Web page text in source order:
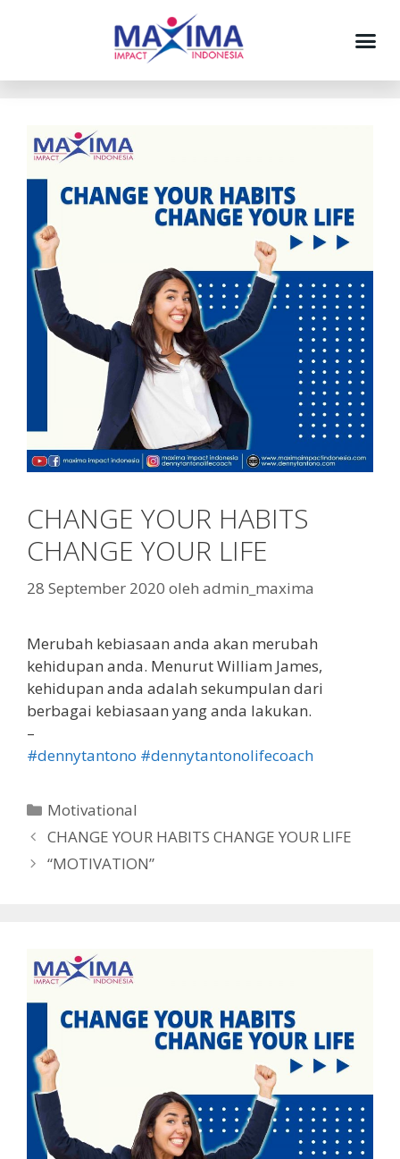
CHANGE YOUR HABITS
CHANGE YOUR LIFE
28 September 2020 oleh admin_maxima
Merubah kebiasaan anda akan merubah
kehidupan anda. Menurut William James,
kehidupan anda adalah sekumpulan dari
berbagai kebiasaan yang anda lakukan.
–
#dennytantono #dennytantonolifecoach
Motivational
CHANGE YOUR HABITS CHANGE YOUR LIFE
“MOTIVATION”